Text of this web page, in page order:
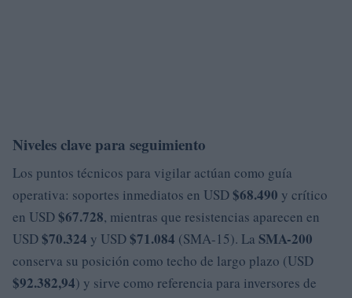
Niveles clave para seguimiento
Los puntos técnicos para vigilar actúan como guía
operativa: soportes inmediatos en USD$68.490 y crítico
en USD$67.728, mientras que resistencias aparecen en
USD$70.324 y USD$71.084 (SMA-15). La SMA-200
conserva su posición como techo de largo plazo (USD
$92.382,94) y sirve como referencia para inversores de